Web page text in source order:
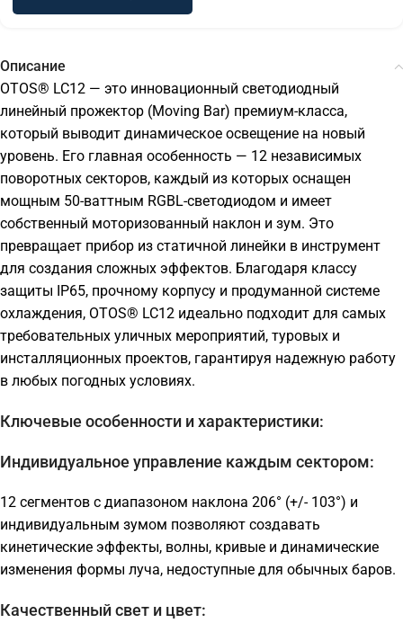
Описание
OTOS® LC12 — это инновационный светодиодный
линейный прожектор (Moving Bar) премиум-класса,
который выводит динамическое освещение на новый
уровень. Его главная особенность — 12 независимых
поворотных секторов, каждый из которых оснащен
мощным 50-ваттным RGBL-светодиодом и имеет
собственный моторизованный наклон и зум. Это
превращает прибор из статичной линейки в инструмент
для создания сложных эффектов. Благодаря классу
защиты IP65, прочному корпусу и продуманной системе
охлаждения, OTOS® LC12 идеально подходит для самых
требовательных уличных мероприятий, туровых и
инсталляционных проектов, гарантируя надежную работу
в любых погодных условиях.
Ключевые особенности и характеристики:
Индивидуальное управление каждым сектором:
12 сегментов с диапазоном наклона 206° (+/- 103°) и
индивидуальным зумом позволяют создавать
кинетические эффекты, волны, кривые и динамические
изменения формы луча, недоступные для обычных баров.
Качественный свет и цвет: